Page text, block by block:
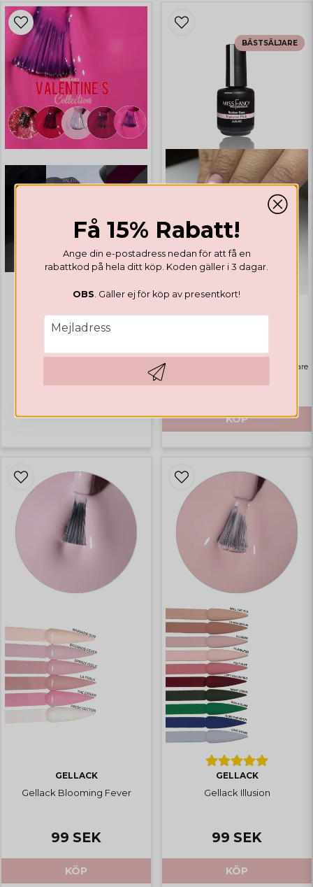
GELLACK
Valentines Collection
Bästsäljare
159 SEK
KÖP
BÄSTSÄLJARE
GELLACK
Gellack Blooming Fever
99 SEK
KÖP
GELLACK
Gellack Illusion
99 SEK
KÖP
Få 15% Rabatt!
Ange din e-postadress nedan för att få en
rabattkod på hela ditt köp. Koden gäller i 3 dagar.
OBS . Gäller ej för köp av presentkort!
email
Mejladress